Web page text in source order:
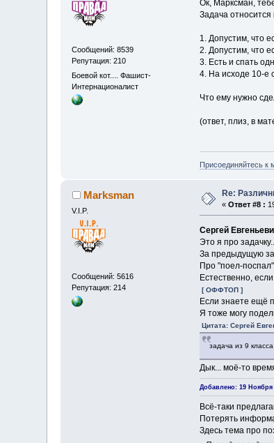
Сообщений: 8539
Репутация: 210
Боевой кот.... Фашист-
Интернационалист
Ок, Марксман,
Задача
1. Допустим, что
2. Допустим, что
3. Есть и спать
4. На исходе 10-е
Что ему нужно
(ответ, плиз, в
Присоединяйтесь к
Marksman
V.I.P.
Сообщений: 5616
Репутация: 214
Re:
«Ответ #8 :
Сергей
Это я про задачку....
За предыдущую
Про "поел-
Естественно,
[ ОФФТОП ]
Если знаете ещё
Я тоже могу
Цитата: Сергей
задача из 9
Дык... моё-то
Добавлено: 19 Ноября
Всё-таки
Потерять
Здесь тема про